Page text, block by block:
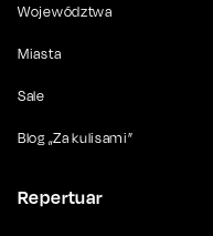
Województwa
Miasta
Sale
Blog „Za kulisami”
Repertuar